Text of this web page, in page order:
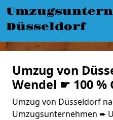
Düsseldorf
Umzug von
Wendel ☛ 100
Umzug von Düsseldorf
Umzugsunternehmen ➨